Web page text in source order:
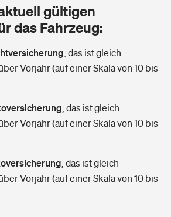
Versicherer finden
Versicherer finden
gültigen
das Fahrzeug:
das ist gleich
Vorjahr (auf einer Skala von 10 bis
das ist gleich
Vorjahr (auf einer Skala von 10 bis
das ist gleich
Vorjahr (auf einer Skala von 10 bis